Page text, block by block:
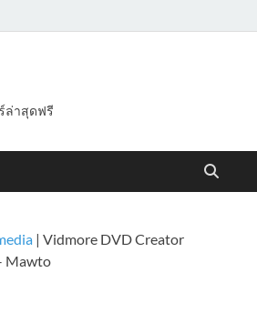
ล่าสุดฟรี
| Vidmore DVD Creator
Mawto